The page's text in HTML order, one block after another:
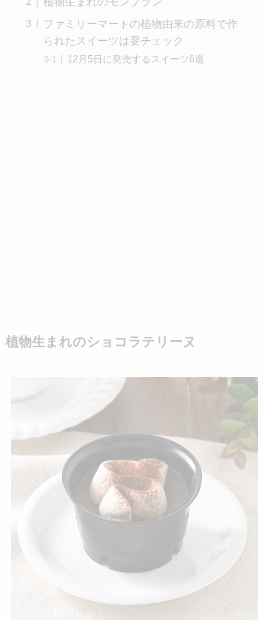
ファミリーマートの植物由来の原料で作
られたスイーツは要チェック
12月5日に発売するスイーツ6選
植物生まれのショコラテリーヌ